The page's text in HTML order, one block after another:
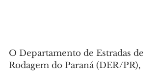
O Departamento de Estradas de
Rodagem do Paraná (DER/PR),